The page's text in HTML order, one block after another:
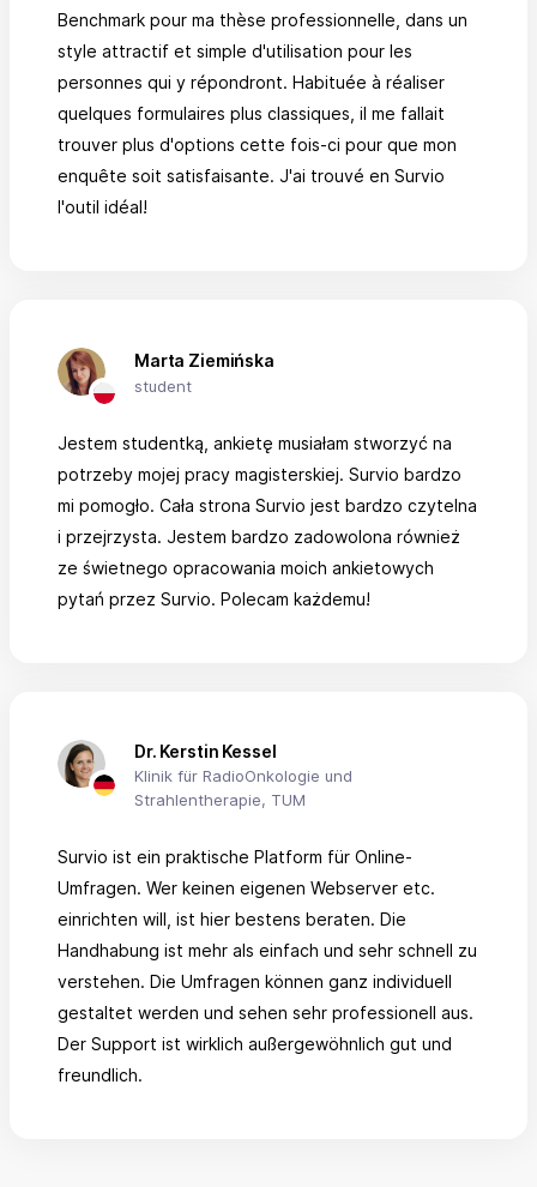
Benchmark pour ma thèse professionnelle, dans un
style attractif et simple d'utilisation pour les
personnes qui y répondront. Habituée à réaliser
quelques formulaires plus classiques, il me fallait
trouver plus d'options cette fois-ci pour que mon
enquête soit satisfaisante. J'ai trouvé en Survio
l'outil idéal!
Marta Ziemińska
student
Jestem studentką, ankietę musiałam stworzyć na
potrzeby mojej pracy magisterskiej. Survio bardzo
mi pomogło. Cała strona Survio jest bardzo czytelna
i przejrzysta. Jestem bardzo zadowolona również
ze świetnego opracowania moich ankietowych
pytań przez Survio. Polecam każdemu!
Dr. Kerstin Kessel
Klinik für RadioOnkologie und
Strahlentherapie, TUM
Survio ist ein praktische Platform für Online-
Umfragen. Wer keinen eigenen Webserver etc.
einrichten will, ist hier bestens beraten. Die
Handhabung ist mehr als einfach und sehr schnell zu
verstehen. Die Umfragen können ganz individuell
gestaltet werden und sehen sehr professionell aus.
Der Support ist wirklich außergewöhnlich gut und
freundlich.